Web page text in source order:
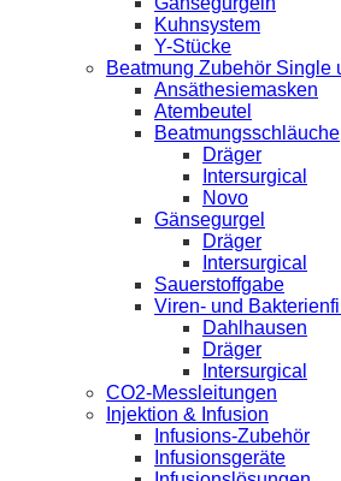
Kuhnsystem
Y-Stücke
Beatmung Zubehör Single
Ansäthesiemasken
Atembeutel
Beatmungsschläuche
Dräger
Intersurgical
Novo
Gänsegurgel
Dräger
Intersurgical
Sauerstoffgabe
Viren- und
Dahlhausen
Dräger
Intersurgical
CO2-Messleitungen
Injektion & Infusion
Infusions-Zubehör
Infusionsgeräte